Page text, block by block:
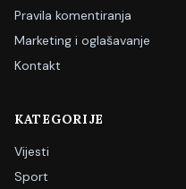
Pravila komentiranja
Marketing i oglašavanje
Kontakt
KATEGORIJE
Vijesti
Sport